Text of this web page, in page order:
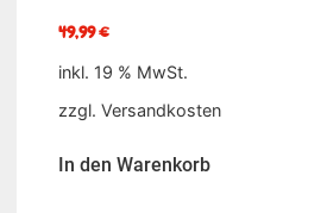
49,99€
inkl. 19 % MwSt.
zzgl. Versandkosten
In den Warenkorb